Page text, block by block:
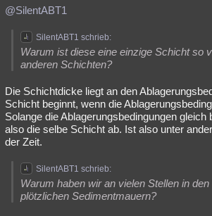
@SilentABT1
SilentABT1 schrieb:
Warum ist diese eine einzige Schicht so
anderen Schichten?
Die Schichtdicke liegt an den
Schicht beginnt, wenn die
Solange die Ablagerungsbedingungen gleich
also die selbe Schicht ab. Ist also unter
der Zeit.
SilentABT1 schrieb:
Warum haben wir an vielen Stellen in
plötzlichen Sedimentmauern?